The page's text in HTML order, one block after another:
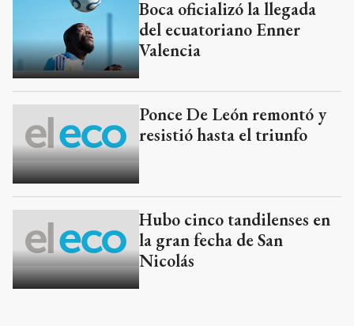
Boca oficializó la llegada
del ecuatoriano Enner
Valencia
Ponce De León remontó y
resistió hasta el triunfo
Hubo cinco tandilenses en
la gran fecha de San
Nicolás